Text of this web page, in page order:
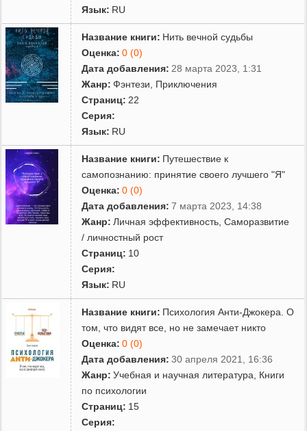
Язык: RU
Название книги: Нить вечной судьбы
Оценка: 0 (0)
Дата добавления: 28 марта 2023, 1:31
Жанр: Фэнтези
Приключения
Страниц: 22
Серия:
Язык: RU
Название книги: Путешествие к
самопознанию: принятие своего лучшего "Я"
Оценка: 0 (0)
Дата добавления: 7 марта 2023, 14:38
Жанр: Личная эффективность ,Саморазвитие
/ личностный рост
Страниц: 10
Серия:
Язык: RU
Название книги: Психология Анти-Джокера. О
том, что видят все, но не замечает никто
Оценка: 0 (0)
Дата добавления: 30 апреля 2021, 16:36
Жанр: Учебная и научная литература
Книги
по психологии
Страниц: 15
Серия: